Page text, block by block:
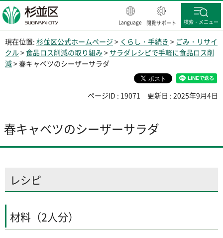
杉並区
Language 閲覧サポート 検索・メニュー
現在位置: 杉並区公式ホームページ > くらし・手続き > ごみ・リサイ
クル>食品ロス削減の取り組み > サラダレシピで手軽に食品ロス削
減> 春キャベツのシーザーサラダ
ページID : 19071 更新日 : 2025年9月4日
春キャベツのシーザーサラダ
レシピ
材料（2人分）